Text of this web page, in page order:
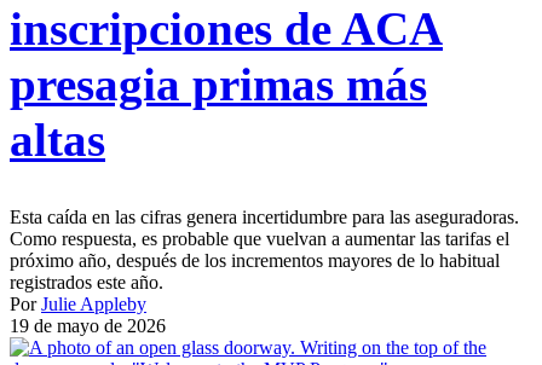
inscripciones de ACA
presagia primas más
altas
Esta caída en las cifras genera incertidumbre para las aseguradoras.
Como respuesta, es probable que vuelvan a aumentar las tarifas el
próximo año, después de los incrementos mayores de lo habitual
registrados este año.
PorJulie Appleby
19 de mayo de 2026